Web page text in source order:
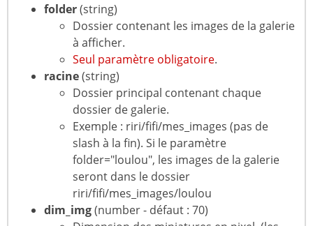
folder(string)
Dossier contenant les images de la galerie
à afficher.
Seul paramètre obligatoire.
racine(string)
Dossier principal contenant chaque
dossier de galerie.
Exemple : riri/fifi/mes_images (pas de
slash à la fin). Si le paramètre
folder="loulou", les images de la galerie
seront dans le dossier
riri/fifi/mes_images/loulou
dim_img(number - défaut : 70)